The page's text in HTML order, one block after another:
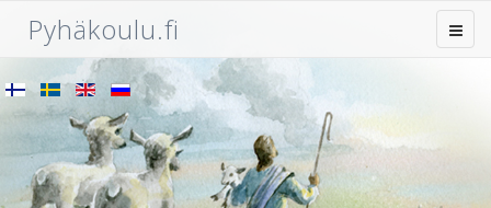
Pyhäkoulu.fi